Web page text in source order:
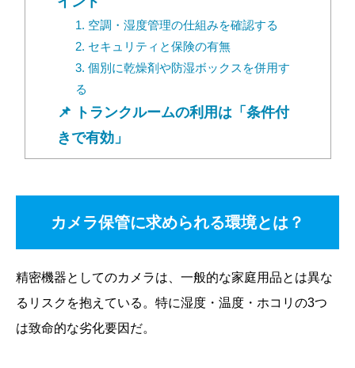
1. 空調・湿度管理の仕組みを確認する
2. セキュリティと保険の有無
3. 個別に乾燥剤や防湿ボックスを併用す
る
トランクルームの利用は「条件付
きで有効」
カメラ保管に求められる環境とは？
精密機器としてのカメラは、一般的な家庭用品とは異な
るリスクを抱えている。特に湿度・温度・ホコリの3つ
は致命的な劣化要因だ。